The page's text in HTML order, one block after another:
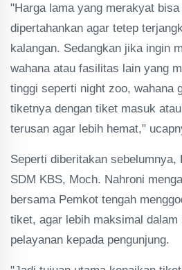
"Harga lama yang merakyat
dipertahankan agar tetep
kalangan. Sedangkan jika ingin
wahana atau fasilitas lain yang
tinggi seperti night zoo, wahana
tiketnya dengan tiket masuk
terusan agar lebih hemat,"
Seperti diberitakan sebelumnya,
SDM KBS, Moch. Nahroni
bersama Pemkot tengah
tiket, agar lebih maksimal dalam
pelayanan kepada pengunjung.